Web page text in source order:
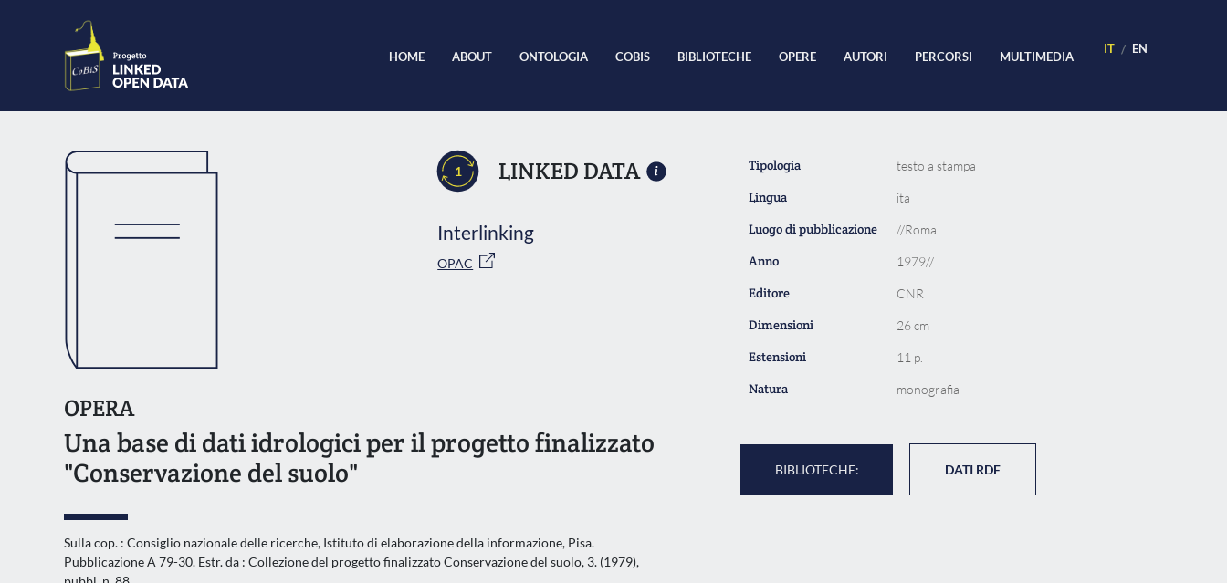
HOME ABOUT ONTOLOGIA COBIS BIBLIOTECHE OPERE AUTORI PERCORSI MULTIMEDIA IT EN
1 LINKED DATA
Interlinking
OPAC
OPERA
Una base di dati idrologici per il progetto finalizzato
"Conservazione del suolo"
Sulla cop. : Consiglio nazionale delle ricerche, Istituto di elaborazione della informazione, Pisa.
Pubblicazione A 79-30. Estr. da : Collezione del progetto finalizzato Conservazione del suolo, 3. (1979),
Tipologia testo a stampa
Lingua ita
Luogo di pubblicazione //Roma
Anno 1979//
Editore CNR
Dimensioni 26 cm
Estensioni 11 p.
Natura monografia
BIBLIOTECHE: DATI RDF